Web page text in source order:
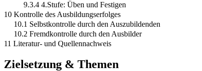
9.3.4 4.Stufe: Üben und Festigen
10 Kontrolle des Ausbildungserfolges
10.1 Selbstkontrolle durch den Auszubildenden
10.2 Fremdkontrolle durch den Ausbilder
11 Literatur- und Quellennachweis
Zielsetzung & Themen